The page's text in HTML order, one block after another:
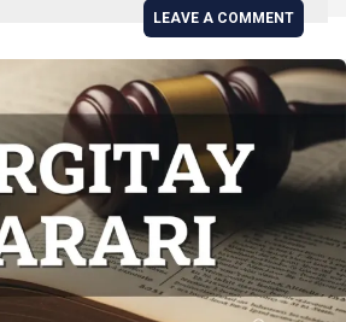
LEAVE A COMMENT